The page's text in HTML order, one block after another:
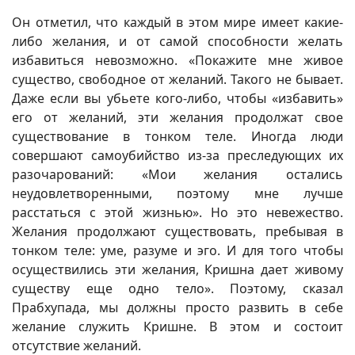
Он отметил, что каждый в этом мире имеет какие-
либо желания, и от самой способности желать
избавиться невозможно. «Покажите мне живое
существо, свободное от желаний. Такого не бывает.
Даже если вы убьете кого-либо, чтобы «избавить»
его от желаний, эти желания продолжат свое
существование в тонком теле. Иногда люди
совершают самоубийство из-за преследующих их
разочарований: «Мои желания остались
неудовлетворенными, поэтому мне лучше
расстаться с этой жизнью». Но это невежество.
Желания продолжают существовать, пребывая в
тонком теле: уме, разуме и эго. И для того чтобы
осуществились эти желания, Кришна дает живому
существу еще одно тело». Поэтому, сказал
Прабхупада, мы должны просто развить в себе
желание служить Кришне. В этом и состоит
отсутствие желаний.